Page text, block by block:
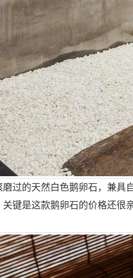
磨过的天然白色鹅卵石， 兼具
关键是这款鹅卵石的价格还很